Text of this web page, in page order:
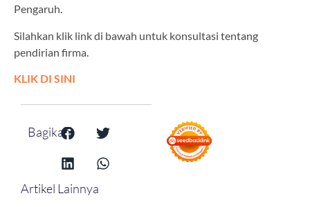
Pengaruh.
Silahkan klik link di bawah untuk konsultasi tentang
pendirian firma.
KLIK DI SINI
Bagikan:
Artikel Lainnya